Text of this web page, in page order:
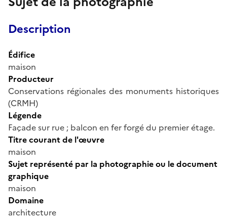
Description
Édifice
maison
Producteur
Conservations régionales des monuments historiques
(CRMH)
Légende
Façade sur rue ; balcon en fer forgé du premier étage.
Titre courant de l'œuvre
maison
Sujet représenté par la photographie ou le document
graphique
maison
Domaine
architecture